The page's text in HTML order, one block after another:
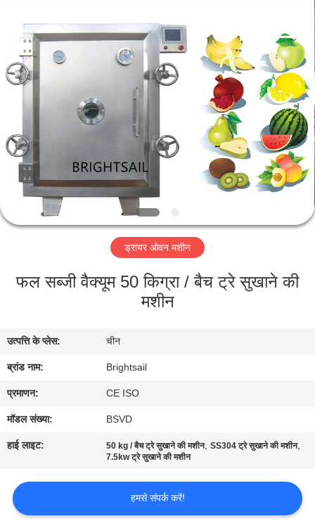
घर
उत्पादों
वीडियो
हमारे
बारे
गुणवत्ता
नियंत्रण
संपर्क
समाचार
Machinery
Co.,Ltd..
Reserved.
ड्रायर ओवन मशीन
फल सब्जी वैक्यूम 50 किग्रा / बैच ट्रे सुखाने की
मशीन
उत्पत्ति के प्लेस: चीन
ब्रांड नाम: Brightsail
प्रमाणन: CE ISO
मॉडल संख्या: BSVD
हाई लाइट: 50 kg / बैच ट्रे सुखाने की मशीन,SS304 ट्रे सुखाने की मशीन,
7.5kw ट्रे सुखाने की मशीन
हमसे संपर्क करें!